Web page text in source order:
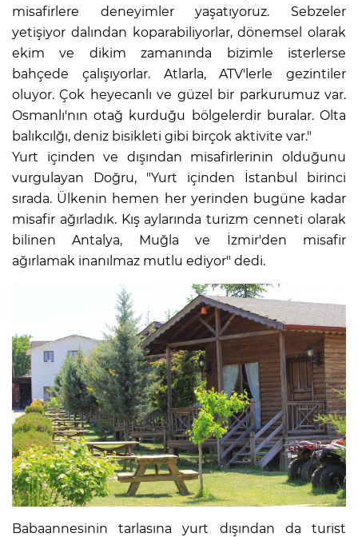
misafirlere deneyimler yaşatıyoruz. Sebzeler
yetişiyor dalından koparabiliyorlar, dönemsel olarak
ekim ve dikim zamanında bizimle isterlerse
bahçede çalışıyorlar. Atlarla, ATV'lerle gezintiler
oluyor. Çok heyecanlı ve güzel bir parkurumuz var.
Osmanlı'nın otağ kurduğu bölgelerdir buralar. Olta
balıkcılğı, deniz bisikleti gibi birçok aktivite var."
Yurt içinden ve dışından misafirlerinin olduğunu
vurgulayan Doğru, "Yurt içinden İstanbul birinci
sırada. Ülkenin hemen her yerinden bugüne kadar
misafir ağırladık. Kış aylarında turizm cenneti olarak
bilinen Antalya, Muğla ve İzmir'den misafir
ağırlamak inanılmaz mutlu ediyor" dedi.
Babaannesinin tarlasına yurt dışından da turist